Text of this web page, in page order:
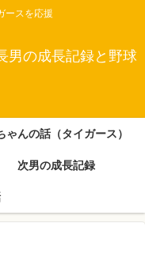
ースを応援
男の成長記録と野球
ゃんの話（タイガース）
次男の成長記録